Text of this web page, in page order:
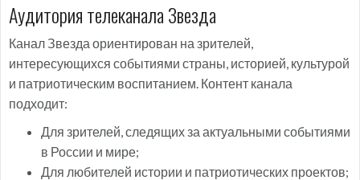
Аудитория телеканала Звезда
Канал Звезда ориентирован на зрителей,
интересующихся событиями страны, историей, культурой
и патриотическим воспитанием. Контент канала
подходит:
Для зрителей, следящих за актуальными событиями
в России и мире;
Для любителей истории и патриотических проектов;